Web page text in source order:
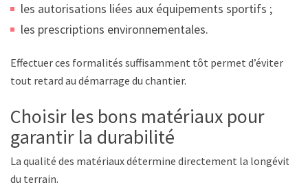
les autorisations liées aux équipements sportifs ;
les prescriptions environnementales.
Effectuer ces formalités suffisamment tôt permet d’éviter
tout retard au démarrage du chantier.
Choisir les bons matériaux pour
garantir la durabilité
La qualité des matériaux détermine directement la longévité
du terrain.